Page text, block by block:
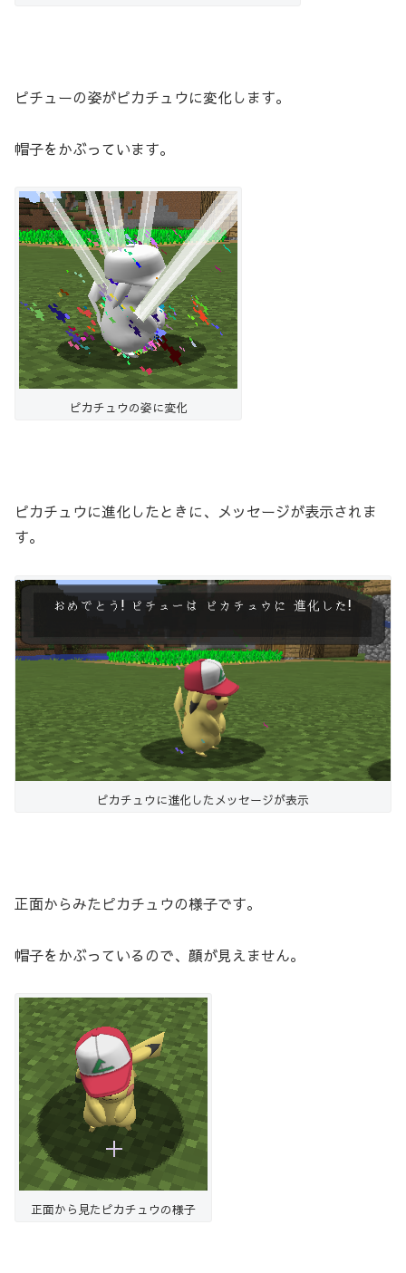
ピチューの姿がピカチュウに変化します。
帽子をかぶっています。
ピカチュウの姿に変化
ピカチュウに進化したときに、メッセージが表示されま
す。
ピカチュウに進化したメッセージが表示
正面からみたピカチュウの様子です。
帽子をかぶっているので、顔が見えません。
正面から見たピカチュウの様子